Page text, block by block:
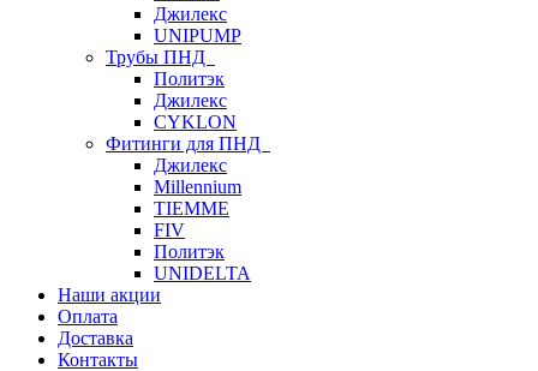
Джилекс
UNIPUMP
Трубы ПНД
Политэк
Джилекс
CYKLON
Фитинги для ПНД
Джилекс
Millennium
TIEMME
FIV
Политэк
UNIDELTA
Наши акции
Оплата
Доставка
Контакты